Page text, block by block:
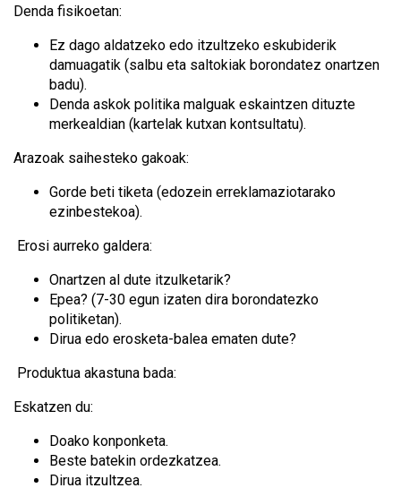
Denda fisikoetan:
Ez dago aldatzeko edo itzultzeko eskubiderik
damuagatik (salbu eta saltokiak borondatez onartzen
badu).
Denda askok politika malguak eskaintzen dituzte
merkealdian (kartelak kutxan kontsultatu).
Arazoak saihesteko gakoak:
Gorde beti tiketa (edozein erreklamaziotarako
ezinbestekoa).
Erosi aurreko galdera:
Onartzen al dute itzulketarik?
Epea? (7-30 egun izaten dira borondatezko
politiketan).
Dirua edo erosketa-balea ematen dute?
Produktua akastuna bada:
Eskatzen du:
Doako konponketa.
Beste batekin ordezkatzea.
Dirua itzultzea.